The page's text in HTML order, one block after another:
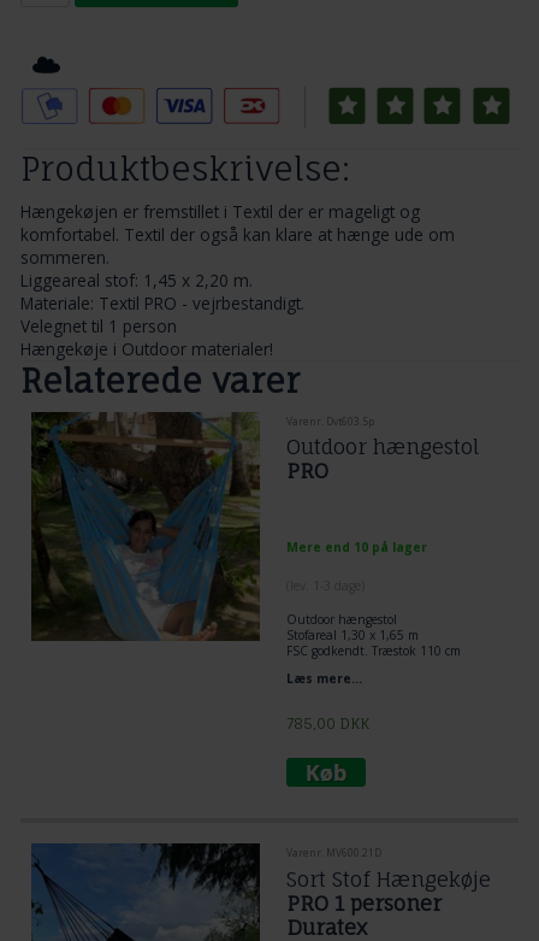
Produktbeskrivelse:
Hængekøjen er fremstillet i Textil der er mageligt og
komfortabel. Textil der også kan klare at hænge ude om
sommeren.
Liggeareal stof: 1,45 x 2,20 m.
Materiale: Textil PRO - vejrbestandigt.
Velegnet til 1 person
Hængekøje i Outdoor materialer!
Relaterede varer
Varenr. Dvt603.5p
Outdoor hængestol
PRO
Mere end 10 på lager
Outdoor hængestol
Stofareal 1,30 x 1,65 m
FSC godkendt. Træstok 110 cm
Læs mere...
785,00 DKK
Varenr. MV600.21D
Sort Stof Hængekøje
PRO 1 personer
Duratex